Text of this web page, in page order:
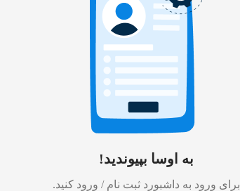
به اوسا بپیوندید!
برای ورود به داشبورد ثبت نام / ورود کنید.